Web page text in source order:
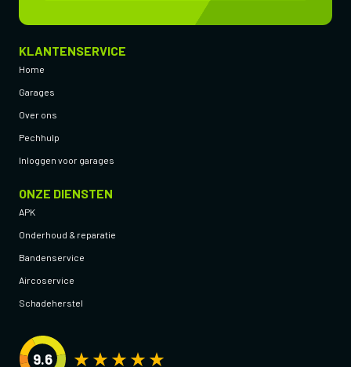
KLANTENSERVICE
Home
Garages
Over ons
Pechhulp
Inloggen voor garages
ONZE DIENSTEN
APK
Onderhoud & reparatie
Bandenservice
Aircoservice
Schadeherstel
9.6